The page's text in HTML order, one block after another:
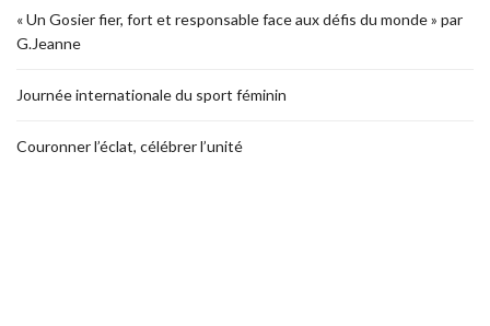
« Un Gosier fier, fort et responsable face aux défis du monde » par
G.Jeanne
Journée internationale du sport féminin
Couronner l’éclat, célébrer l’unité